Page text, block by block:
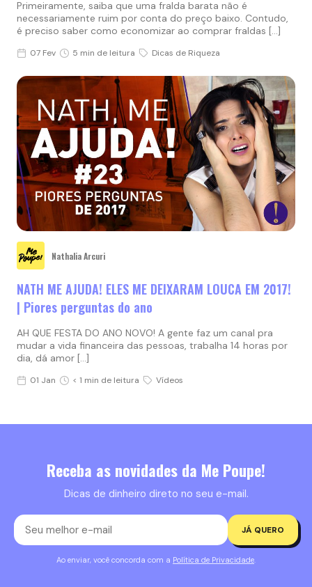
Primeiramente, saiba que uma fralda barata não é
necessariamente ruim por conta do preço baixo. Contudo,
é preciso saber como economizar ao comprar fraldas […]
07 Fev 5 min de leitura Dicas de Riqueza
Nathalia Arcuri
NATH ME AJUDA! ELES ME DEIXARAM LOUCA EM 2017!
| Piores perguntas do ano
AH QUE FESTA DO ANO NOVO! A gente faz um canal pra
mudar a vida financeira das pessoas, trabalha 14 horas por
dia, dá amor […]
01 Jan < 1 min de leitura Vídeos
Receba as novidades da Me Poupe!
Dicas de dinheiro direto no seu e-mail.
JÁ QUERO
Ao enviar, você concorda com a Política de Privacidade.